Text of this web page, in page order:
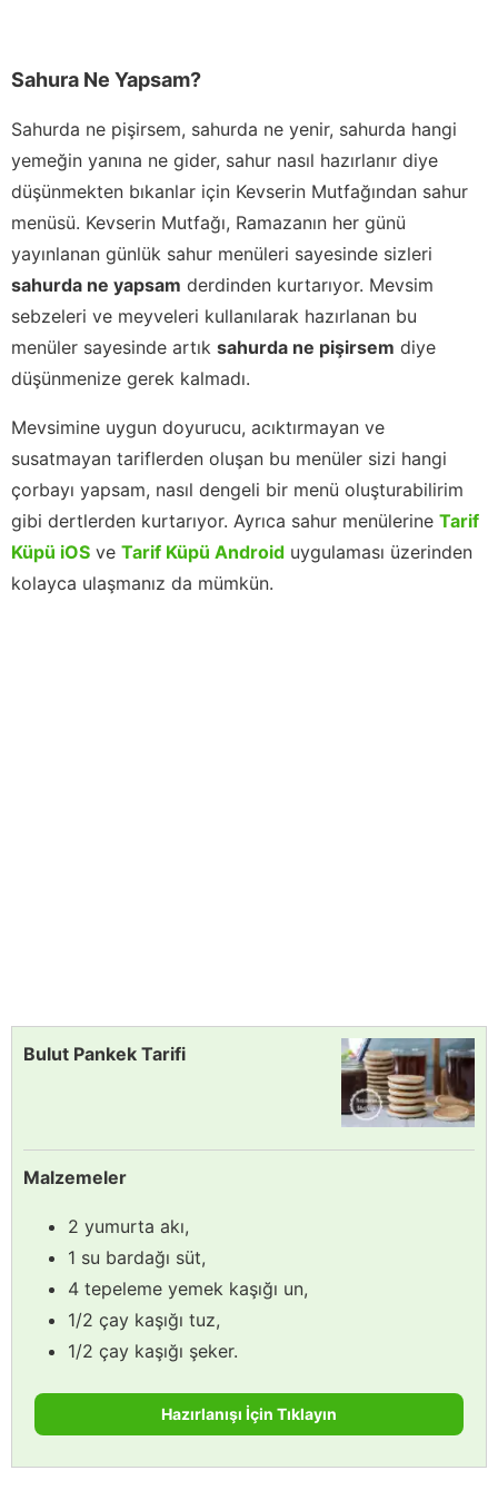
Sahura Ne Yapsam?
Sahurda ne pişirsem, sahurda ne yenir, sahurda hangi
yemeğin yanına ne gider, sahur nasıl hazırlanır diye
düşünmekten bıkanlar için Kevserin Mutfağından sahur
menüsü. Kevserin Mutfağı, Ramazanın her günü
yayınlanan günlük sahur menüleri sayesinde sizleri
sahurda ne yapsam derdinden kurtarıyor. Mevsim
sebzeleri ve meyveleri kullanılarak hazırlanan bu
menüler sayesinde artık sahurda ne pişirsem diye
düşünmenize gerek kalmadı.
Mevsimine uygun doyurucu, acıktırmayan ve
susatmayan tariflerden oluşan bu menüler sizi hangi
çorbayı yapsam, nasıl dengeli bir menü oluşturabilirim
gibi dertlerden kurtarıyor. Ayrıca sahur menülerine Tarif
Küpü iOS ve Tarif Küpü Android uygulaması üzerinden
kolayca ulaşmanız da mümkün.
Bulut Pankek Tarifi
Malzemeler
2 yumurta akı,
1 su bardağı süt,
4 tepeleme yemek kaşığı un,
1/2 çay kaşığı tuz,
1/2 çay kaşığı şeker.
Hazırlanışı İçin Tıklayın